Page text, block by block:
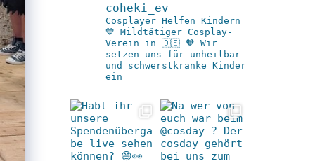
coheki_ev
Cosplayer Helfen Kindern
💙 Mildtätiger Cosplay-
Verein in 🇩🇪🧡 Wir
setzen uns für unheilbar
und schwerstkranke Kinder
ein